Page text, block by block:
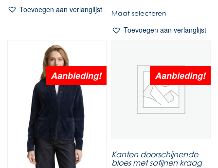
Toevoegen aan verlanglijst Maat selecteren
Toevoegen aan verlanglijst
Aanbieding! Aanbieding!
Kanten doorschijnende
bloes met satijnen kraag